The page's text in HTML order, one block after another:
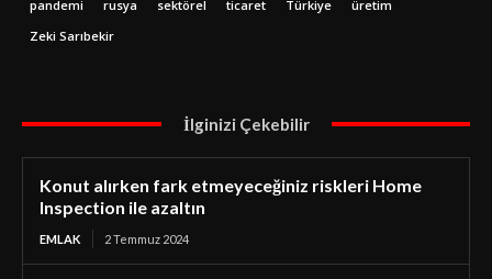
pandemi
rusya sektörel ticaret Türkiye
üretim
Zeki Sarıbekir
İlginizi Çekebilir
Konut alırken fark etmeyeceğiniz riskleri Home
Inspection ile azaltın
EMLAK 2 Temmuz 2024